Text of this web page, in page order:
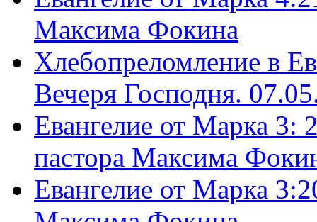
Максима Фокина
Хлебопреломление в
Вечеря Господня.
Евангелие от Марка 3:
пастора Максима
Евангелие от Марка